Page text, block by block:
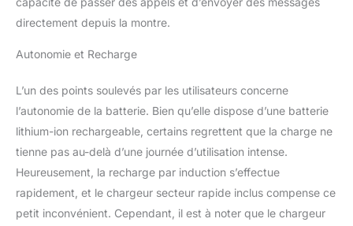
fourni) et manuel
d'utilisation
directement depuis la montre.
Autonomie et Recharge
L’un des points soulevés par les utilisateurs concerne
l’autonomie de la batterie. Bien qu’elle dispose d’une batterie
lithium-ion rechargeable, certains regrettent que la charge ne
tienne pas au-delà d’une journée d’utilisation intense.
Heureusement, la recharge par induction s’effectue
rapidement, et le chargeur secteur rapide inclus compense ce
petit inconvénient. Cependant, il est à noter que le chargeur